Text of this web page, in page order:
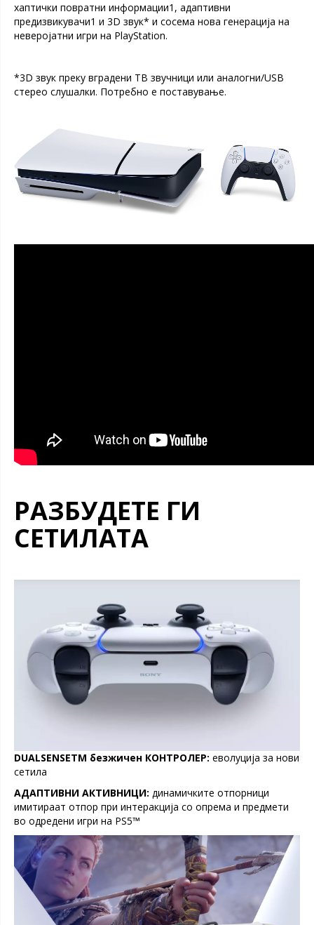
хаптички повратни информации1, адаптивни
предизвикувачи1 и 3D звук* и сосема нова генерација на
неверојатни игри на PlayStation.
*3D звук преку вградени ТВ звучници или аналогни/USB
стерео слушалки. Потребно е поставување.
РАЗБУДЕТЕ ГИ
СЕТИЛАТА
DUALSENSETM безжичен КОНТРОЛЕР: еволуција за нови
сетила
АДАПТИВНИ АКТИВНИЦИ: динамичките отпорници
имитираат отпор при интеракција со опрема и предмети
во одредени игри на PS5™